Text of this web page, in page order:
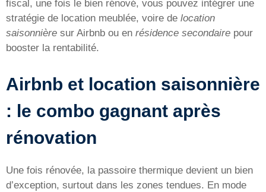
fiscal, une fois le bien rénové, vous pouvez intégrer une
stratégie de location meublée, voire de location
saisonnière sur Airbnb ou en résidence secondaire pour
booster la rentabilité.
Airbnb et location saisonnière
: le combo gagnant après
rénovation
Une fois rénovée, la passoire thermique devient un bien
d’exception, surtout dans les zones tendues. En mode